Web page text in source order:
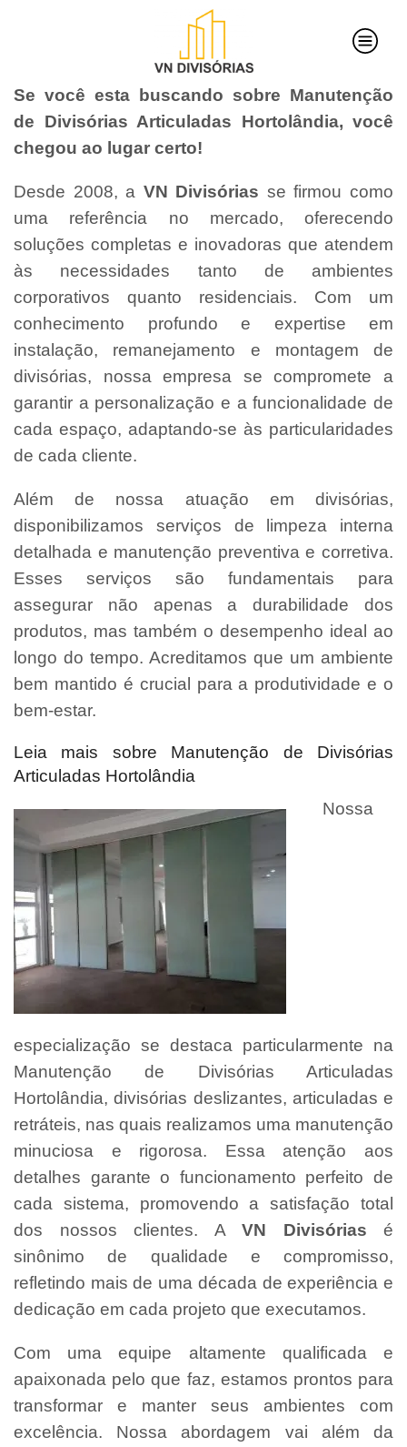
Se você esta buscando sobre Manutenção
de Divisórias Articuladas Hortolândia, você
chegou ao lugar certo!
Desde 2008, a VN Divisórias se firmou como
uma referência no mercado, oferecendo
soluções completas e inovadoras que atendem
às necessidades tanto de ambientes
corporativos quanto residenciais. Com um
conhecimento profundo e expertise em
instalação, remanejamento e montagem de
divisórias, nossa empresa se compromete a
garantir a personalização e a funcionalidade de
cada espaço, adaptando-se às particularidades
de cada cliente.
Além de nossa atuação em divisórias,
disponibilizamos serviços de limpeza interna
detalhada e manutenção preventiva e corretiva.
Esses serviços são fundamentais para
assegurar não apenas a durabilidade dos
produtos, mas também o desempenho ideal ao
longo do tempo. Acreditamos que um ambiente
bem mantido é crucial para a produtividade e o
bem-estar.
Leia mais sobre Manutenção de Divisórias
Articuladas Hortolândia
Nossa
especialização se destaca particularmente na
Manutenção de Divisórias Articuladas
Hortolândia, divisórias deslizantes, articuladas e
retráteis, nas quais realizamos uma manutenção
minuciosa e rigorosa. Essa atenção aos
detalhes garante o funcionamento perfeito de
cada sistema, promovendo a satisfação total
dos nossos clientes. A VN Divisórias é
sinônimo de qualidade e compromisso,
refletindo mais de uma década de experiência e
dedicação em cada projeto que executamos.
Com uma equipe altamente qualificada e
apaixonada pelo que faz, estamos prontos para
transformar e manter seus ambientes com
excelência. Nossa abordagem vai além da